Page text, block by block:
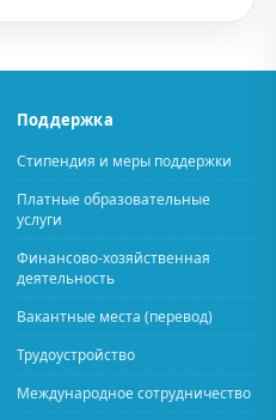
Поддержка
Стипендия и меры поддержки
Платные образовательные
услуги
Финансово-хозяйственная
деятельность
Вакантные места (перевод)
Трудоустройство
Международное сотрудничество